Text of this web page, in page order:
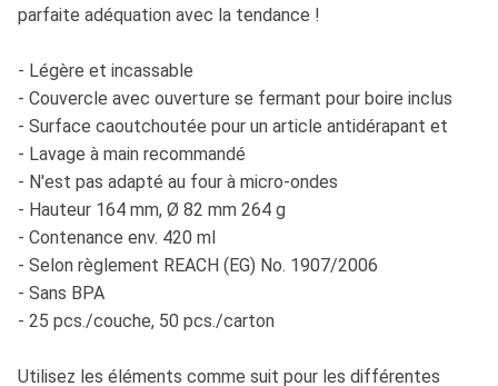
parfaite adéquation avec la tendance !
- Légère et incassable
- Couvercle avec ouverture se fermant pour boire inclus
- Surface caoutchoutée pour un article antidérapant et
- Lavage à main recommandé
- N'est pas adapté au four à micro-ondes
- Hauteur 164 mm, Ø 82 mm 264 g
- Contenance env. 420 ml
- Selon règlement REACH (EG) No. 1907/2006
- Sans BPA
- 25 pcs./couche, 50 pcs./carton
Utilisez les éléments comme suit pour les différentes